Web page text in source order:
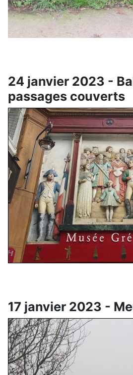
24 janvier 2023 -
passages couverts
17 janvier 2023 -